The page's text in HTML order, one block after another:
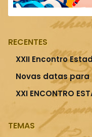
RECENTES
XXII Encontro
Novas datas para
XXI ENCONTRO
TEMAS